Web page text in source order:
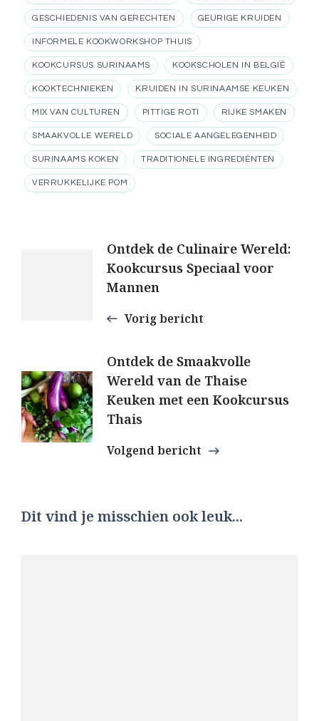
GESCHIEDENIS VAN GERECHTEN GEURIGE KRUIDEN
INFORMELE KOOKWORKSHOP THUIS
KOOKCURSUS SURINAAMS KOOKSCHOLEN IN BELGIË
KOOKTECHNIEKEN KRUIDEN IN SURINAAMSE KEUKEN
MIX VAN CULTUREN PITTIGE ROTI RIJKE SMAKEN
SMAAKVOLLE WERELD SOCIALE AANGELEGENHEID
SURINAAMS KOKEN TRADITIONELE INGREDIËNTEN
VERRUKKELIJKE POM
Berichtnavigatie
Ontdek de Culinaire Wereld:
Kookcursus Speciaal voor
Mannen
Vorig bericht
Ontdek de Smaakvolle
Wereld van de Thaise
Keuken met een Kookcursus
Thais
Volgend bericht
Dit vind je misschien ook leuk...